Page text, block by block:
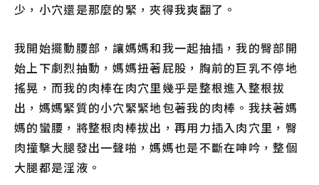
少，小穴還是那麼的緊，夾得我爽翻了。
我開始擺動腰部，讓媽媽和我一起抽插，我的臀部開
始上下劇烈抽動，媽媽扭著屁股，胸前的巨乳不停地
搖晃，而我的肉棒在肉穴里幾乎是整根進入整根拔
出，媽媽緊質的小穴緊緊地包著我的肉棒。我扶著媽
媽的蠻腰，將整根肉棒拔出，再用力插入肉穴里，臀
肉撞擊大腿發出一聲啪，媽媽也是不斷在呻吟，整個
大腿都是淫液。